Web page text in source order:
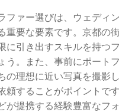
ファー選びは、ウェディ
重要な要素です。京都の
に引き出すスキルを持つ
う。また、事前にポート
の理想に近い写真を撮影
頼することがポイントで
が提携する経験豊富なフ